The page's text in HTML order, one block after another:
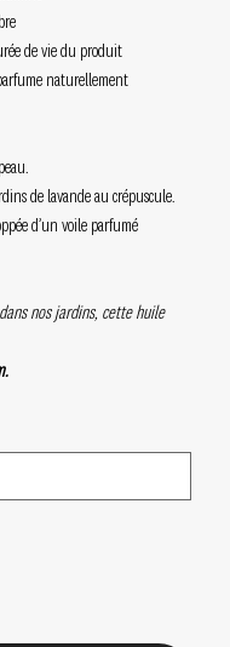
de vie du produit
naturellement
de lavande au crépuscule.
d’un voile parfumé
nos jardins, cette huile